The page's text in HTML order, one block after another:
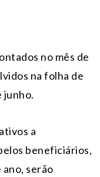
no mês de
na folha de
junho.
a
beneficiários,
serão